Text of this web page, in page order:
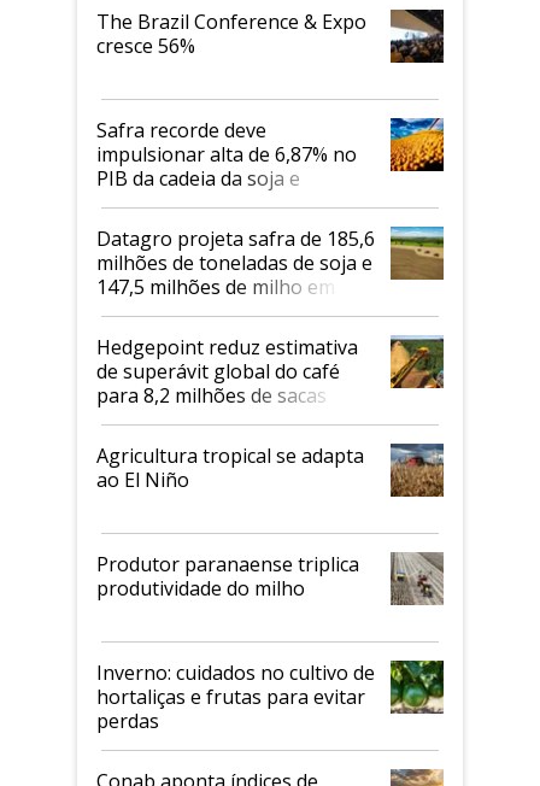
The Brazil Conference & Expo
cresce 56%
Safra recorde deve
impulsionar alta de 6,87% no
PIB da cadeia da soja e
biodiesel em 2026
Datagro projeta safra de 185,6
milhões de toneladas de soja e
147,5 milhões de milho em
2026/27
Hedgepoint reduz estimativa
de superávit global do café
para 8,2 milhões de sacas
Agricultura tropical se adapta
ao El Niño
Produtor paranaense triplica
produtividade do milho
Inverno: cuidados no cultivo de
hortaliças e frutas para evitar
perdas